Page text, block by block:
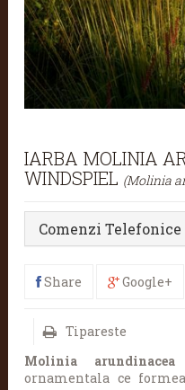
IARBA MOLINIA
WINDSPIEL (Molinia
Comenzi Telefonice
Share Google+
Tipareste
Molinia
ornamentala ce